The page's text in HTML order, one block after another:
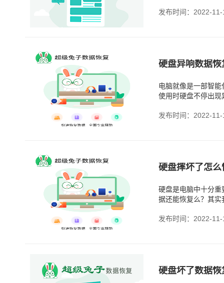
发布时间：2022-11-
硬盘异响数据
电脑就像是一部智
使用时硬盘不停出
发布时间：2022-11-
硬盘摔坏了怎
硬盘是电脑中十分
据还能恢复么？其
发布时间：2022-11-
硬盘坏了数据